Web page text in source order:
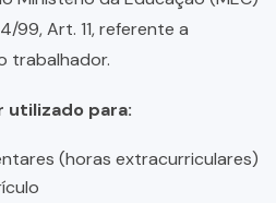
99, Art. 11, referente a
trabalhador.
utilizado para:
(horas extracurriculares)